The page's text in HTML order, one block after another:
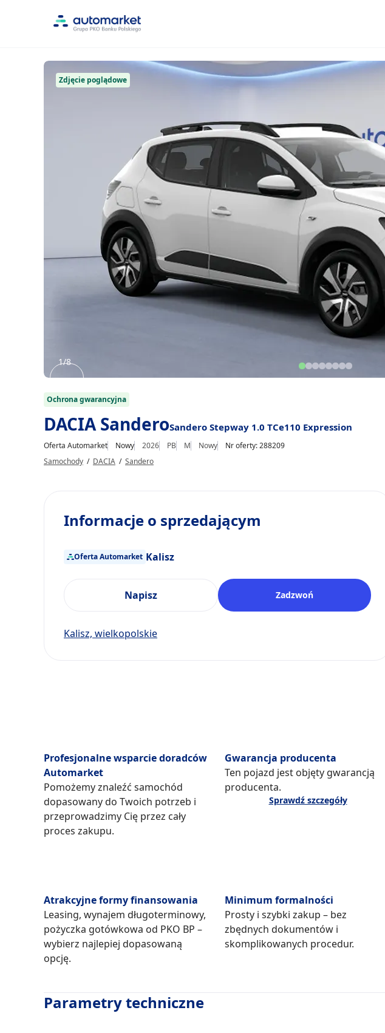
1
8
1/8
Zdjęcie poglądowe
Ochrona gwarancyjna
DACIA SanderoSandero Stepway 1.0 TCe110 Expression
Oferta Automarket Nowy 2026 PB M Nowy
Nr oferty: 288209
Samochody / DACIA / Sandero
Profesjonalne wsparcie doradców
Automarket
Pomożemy znaleźć samochód
dopasowany do Twoich potrzeb i
przeprowadzimy Cię przez cały
proces zakupu.
Gwarancja producenta
Ten pojazd jest objęty gwarancją
producenta.
Sprawdź szczegóły
Atrakcyjne formy finansowania
Leasing, wynajem długoterminowy,
pożyczka gotówkowa od PKO BP –
wybierz najlepiej dopasowaną
opcję.
Minimum formalności
Prosty i szybki zakup – bez
zbędnych dokumentów i
skomplikowanych procedur.
Parametry techniczne
Informacje o sprzedającym
Oferta Automarket Kalisz
Napisz Zadzwoń
Kalisz, wielkopolskie